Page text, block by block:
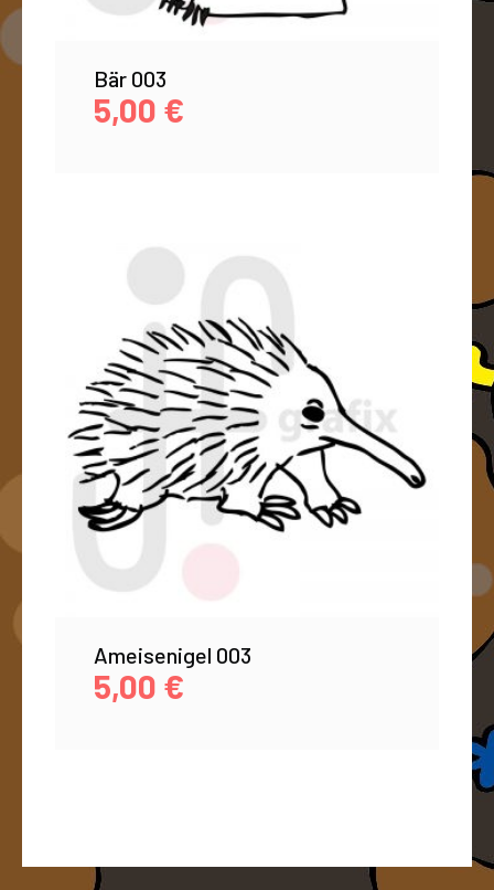
Bär 003
5,00 €
Ameisenigel 003
5,00 €